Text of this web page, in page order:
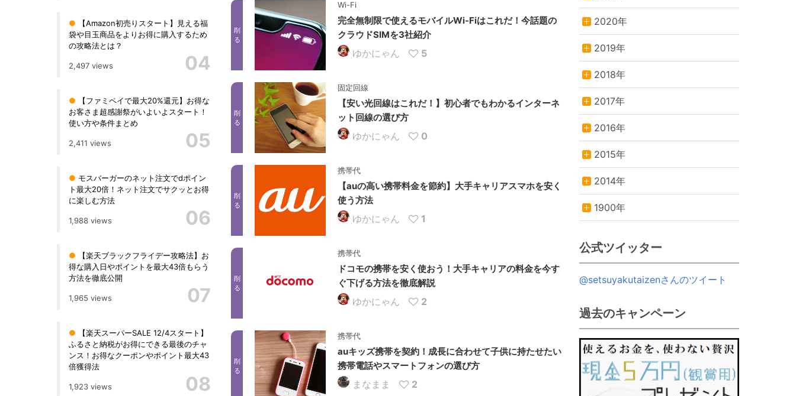
04
● 【Amazon初売りスタート】見える福
袋や目玉商品をよりお得に購入するため
の攻略法とは？
2,497 views
05
● 【ファミペイで最大20%還元】お得な
お客さま超感謝祭がいよいよスタート！
使い方や条件まとめ
2,411 views
06
● モスバーガーのネット注文でdポイン
ト最大20倍！ネット注文でサクッとお得
に楽しむ方法
1,988 views
07
● 【楽天ブラックフライデー攻略法】お
得な購入日やポイントを最大43倍もらう
方法を徹底公開
1,965 views
08
● 【楽天スーパーSALE 12/4スタート】
ふるさと納税がお得にできる最後のチャ
ンス！お得なクーポンやポイント最大43
倍獲得法
1,923 views
削
る
Wi-Fi
完全無制限で使えるモバイルWi-Fiはこれだ！今話題の
クラウドSIMを3社紹介
ゆかにゃん 5
削
る
固定回線
【安い光回線はこれだ！】初心者でもわかるインターネ
ット回線の選び方
ゆかにゃん 0
削
る
携帯代
【auの高い携帯料金を節約】大手キャリアスマホを安く
使う方法
ゆかにゃん 1
削
る
携帯代
ドコモの携帯を安く使おう！大手キャリアの料金を今す
ぐ下げる方法を徹底解説
ゆかにゃん 2
削
る
携帯代
auキッズ携帯を契約！成長に合わせて子供に持たせたい
携帯電話やスマートフォンの選び方
まなまま 2
2020年
2019年
2018年
2017年
2016年
2015年
2014年
1900年
公式ツイッター
@setsuyakutaizenさんのツイート
過去のキャンペーン